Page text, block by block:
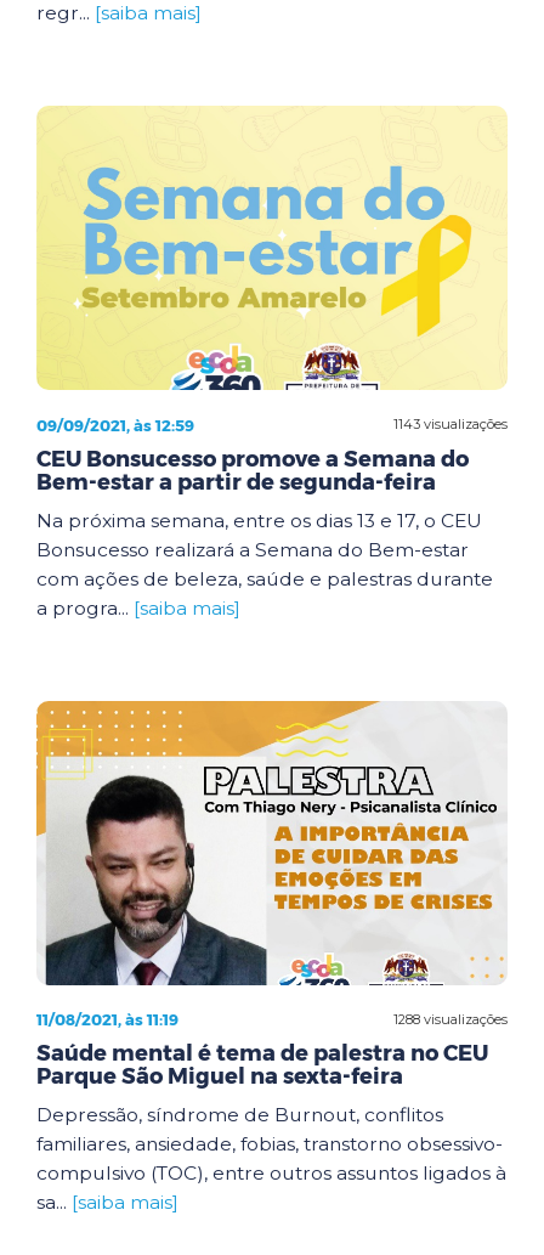
regr... [saiba mais]
1143 visualizações
09/09/2021, às 12:59
CEU Bonsucesso promove a Semana do
Bem-estar a partir de segunda-feira
Na próxima semana, entre os dias 13 e 17, o CEU
Bonsucesso realizará a Semana do Bem-estar
com ações de beleza, saúde e palestras durante
a progra... [saiba mais]
1288 visualizações
11/08/2021, às 11:19
Saúde mental é tema de palestra no CEU
Parque São Miguel na sexta-feira
Depressão, síndrome de Burnout, conflitos
familiares, ansiedade, fobias, transtorno obsessivo-
compulsivo (TOC), entre outros assuntos ligados à
sa... [saiba mais]